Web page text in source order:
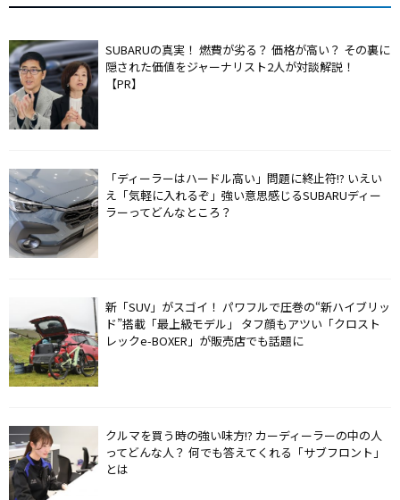
SUBARUの真実！ 燃費が劣る？ 価格が高い？ その裏に
隠された価値をジャーナリスト2人が対談解説！
【PR】
「ディーラーはハードル高い」問題に終止符!? いえい
え「気軽に入れるぞ」強い意思感じるSUBARUディー
ラーってどんなところ？
新「SUV」がスゴイ！ パワフルで圧巻の“新ハイブリッ
ド”搭載「最上級モデル」 タフ顔もアツい「クロスト
レックe-BOXER」が販売店でも話題に
クルマを買う時の強い味方!? カーディーラーの中の人
ってどんな人？ 何でも答えてくれる「サブフロント」
とは